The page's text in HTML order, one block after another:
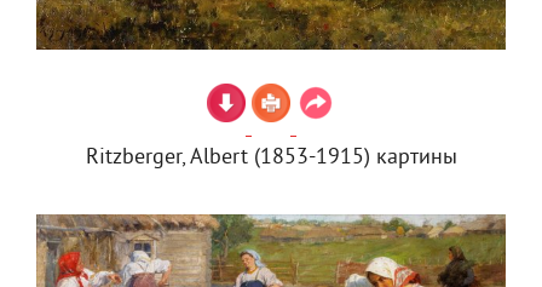
Ritzberger, Albert (1853-1915) картины